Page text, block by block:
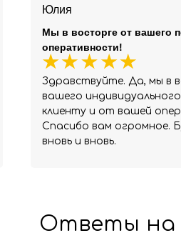
Юлия
Здравствуйте. Да, мы в
вашего
клиенту и от вашей
Спасибо вам огромное.
вновь и вновь.
Мы в восторге от вашего
оперативности!
Ответы на